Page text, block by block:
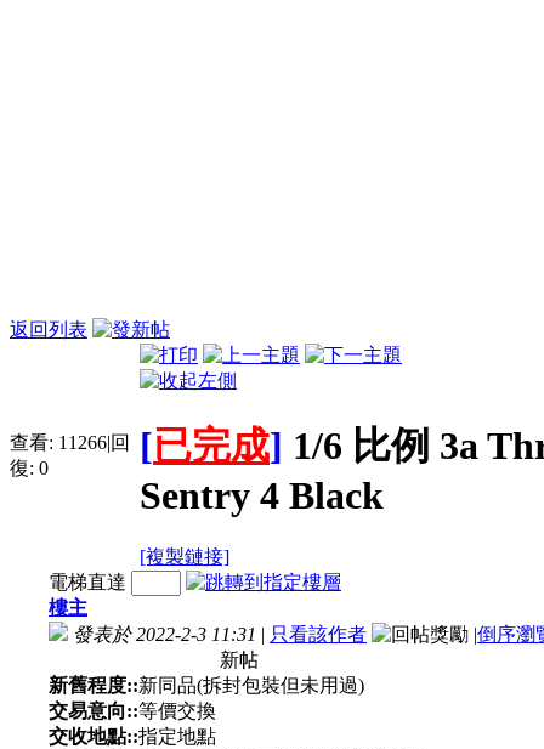
返回列表
查看: 11266|回
復: 0
[已完成] 1/6 比例 3a
Sentry 4 Black
[複製鏈接]
電梯直達
樓主
發表於 2022-2-3 11:31 | 只看該作者 |倒序瀏
新帖
新舊程度::新同品(拆封包裝但未用過)
交易意向::等價交換
交收地點::指定地點